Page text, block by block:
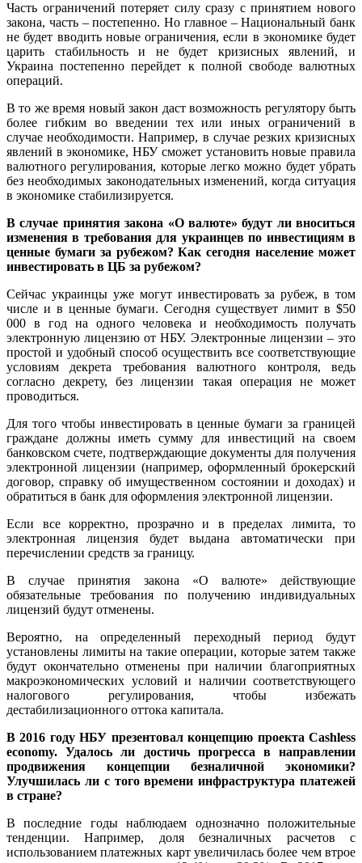
Часть ограничений потеряет силу сразу с принятием нового
закона, часть – постепенно. Но главное – Национальный банк
не будет вводить новые ограничения, если в экономике будет
царить стабильность и не будет кризисных явлений, и
Украина постепенно перейдет к полной свободе валютных
операций.
В то же время новый закон даст возможность регулятору быть
более гибким во введении тех или иных ограничений в
случае необходимости. Например, в случае резких кризисных
явлений в экономике, НБУ сможет установить новые правила
валютного регулирования, которые легко можно будет убрать
без необходимых законодательных изменений, когда ситуация
в экономике стабилизируется.
В случае принятия закона «О валюте» будут ли вноситься
изменения в требования для украинцев по инвестициям в
ценные бумаги за рубежом? Как сегодня население может
инвестировать в ЦБ за рубежом?
Сейчас украинцы уже могут инвестировать за рубеж, в том
числе и в ценные бумаги. Сегодня существует лимит в $50
000 в год на одного человека и необходимость получать
электронную лицензию от НБУ. Электронные лицензии – это
простой и удобный способ осуществить все соответствующие
условиям декрета требования валютного контроля, ведь
согласно декрету, без лицензии такая операция не может
проводиться.
Для того чтобы инвестировать в ценные бумаги за границей
граждане должны иметь сумму для инвестиций на своем
банковском счете, подтверждающие документы для получения
электронной лицензии (например, оформленный брокерский
договор, справку об имущественном состоянии и доходах) и
обратиться в банк для оформления электронной лицензии.
Если все корректно, прозрачно и в пределах лимита, то
электронная лицензия будет выдана автоматически при
перечислении средств за границу.
В случае принятия закона «О валюте» действующие
обязательные требования по получению индивидуальных
лицензий будут отменены.
Вероятно, на определенный переходный период будут
установлены лимиты на такие операции, которые затем также
будут окончательно отменены при наличии благоприятных
макроэкономических условий и наличии соответствующего
налогового регулирования, чтобы избежать
дестабилизационного оттока капитала.
В 2016 году НБУ презентовал концепцию проекта Cashless
economy. Удалось ли достичь прогресса в направлении
продвижения концепции безналичной экономики?
Улучшилась ли с того времени инфраструктура платежей
в стране?
В последние годы наблюдаем однозначно положительные
тенденции. Например, доля безналичных расчетов с
использованием платежных карт увеличилась более чем втрое